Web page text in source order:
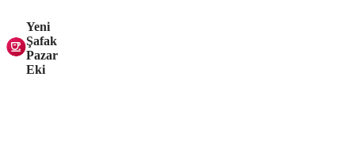
Yeni
Şafak
Pazar
Eki